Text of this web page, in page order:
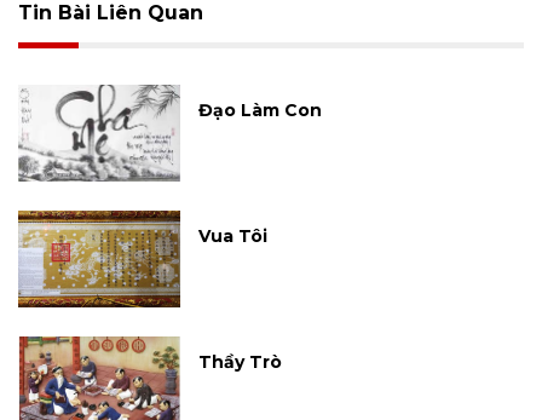
Tin Bài Liên Quan
Đạo Làm Con
Vua Tôi
Thầy Trò